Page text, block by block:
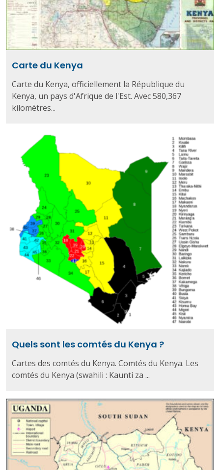
Carte du Kenya
Carte du Kenya, officiellement la République du
Kenya, un pays d'Afrique de l'Est. Avec 580,367
kilomètres...
Quels sont les comtés du Kenya ?
Cartes des comtés du Kenya. Comtés du Kenya. Les
comtés du Kenya (swahili : Kaunti za ...